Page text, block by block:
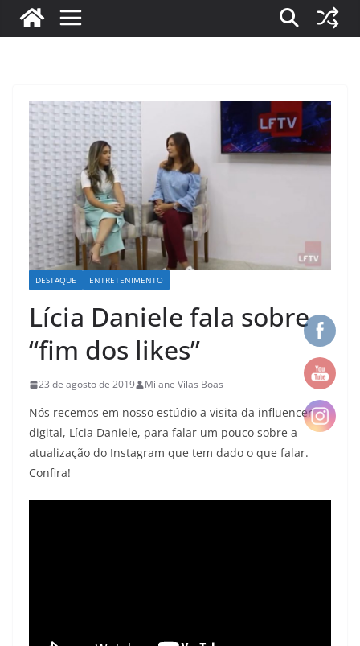
DESTAQUE ENTRETENIMENTO
Lícia Daniele fala sobre
“fim dos likes”
23 de agosto de 2019 Milane Vilas Boas
Nós recemos em nosso estúdio a visita da influencer
digital, Lícia Daniele, para falar um pouco sobre a
atualização do Instagram que tem dado o que falar.
Confira!